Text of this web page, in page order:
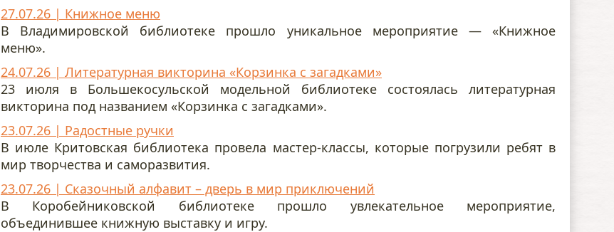
27.07.26 | Книжное меню
В Владимировской библиотеке прошло уникальное мероприятие — «Книжное
меню».
24.07.26 | Литературная викторина «Корзинка с загадками»
23 июля в Большекосульской модельной библиотеке состоялась литературная
викторина под названием «Корзинка с загадками».
23.07.26 | Радостные ручки
В июле Критовская библиотека провела мастер-классы, которые погрузили ребят в
мир творчества и саморазвития.
23.07.26 | Сказочный алфавит – дверь в мир приключений
В Коробейниковской библиотеке прошло увлекательное мероприятие,
объединившее книжную выставку и игру.